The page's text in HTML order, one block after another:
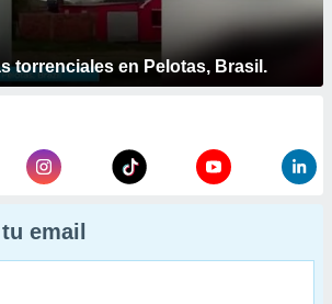
torrenciales en Pelotas, Brasil.
email